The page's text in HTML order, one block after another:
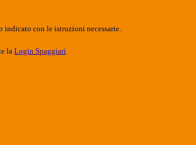
con le istruzioni necessarie.
la Login Spaggiari